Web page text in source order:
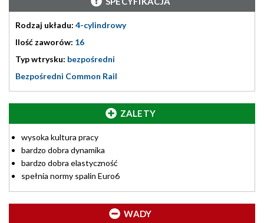
Rodzaj układu: 4-cylindrowy
Ilość zaworów: 16
Typ wtrysku: bezpośredni
Bezpośredni Common Rail
ZALETY
wysoka kultura pracy
bardzo dobra dynamika
bardzo dobra elastyczność
spełnia normy spalin Euro6
WADY